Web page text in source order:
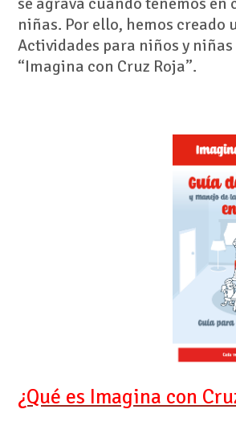
niñas. Por ello, hemos creado
Actividades para niños y
“Imagina con Cruz Roja”.
¿Qué es Imagina con